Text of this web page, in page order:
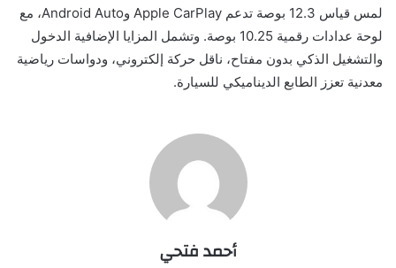
لمس قياس 12.3 بوصة تدعم Apple CarPlay وAndroid Auto، مع
لوحة عدادات رقمية 10.25 بوصة. وتشمل المزايا الإضافية الدخول
والتشغيل الذكي بدون مفتاح، ناقل حركة إلكتروني، ودواسات رياضية
معدنية تعزز الطابع الديناميكي للسيارة.
أحمد فتحي